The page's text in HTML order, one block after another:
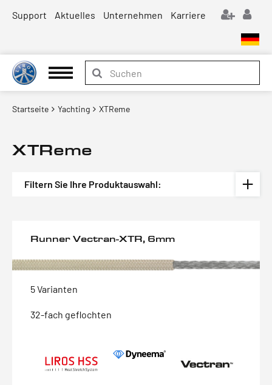
Support Aktuelles Unternehmen Karriere
Startseite Yachting XTReme
XTReme
Filtern Sie Ihre Produktauswahl:
Runner Vectran-XTR, 6mm
5 Varianten
32-fach geflochten